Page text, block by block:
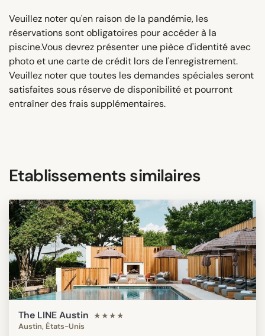
Veuillez noter qu'en raison de la pandémie, les
réservations sont obligatoires pour accéder à la
piscine.Vous devrez présenter une pièce d'identité avec
photo et une carte de crédit lors de l'enregistrement.
Veuillez noter que toutes les demandes spéciales seront
satisfaites sous réserve de disponibilité et pourront
entraîner des frais supplémentaires.
Etablissements similaires
The LINE Austin ★★★★
Austin, États-Unis